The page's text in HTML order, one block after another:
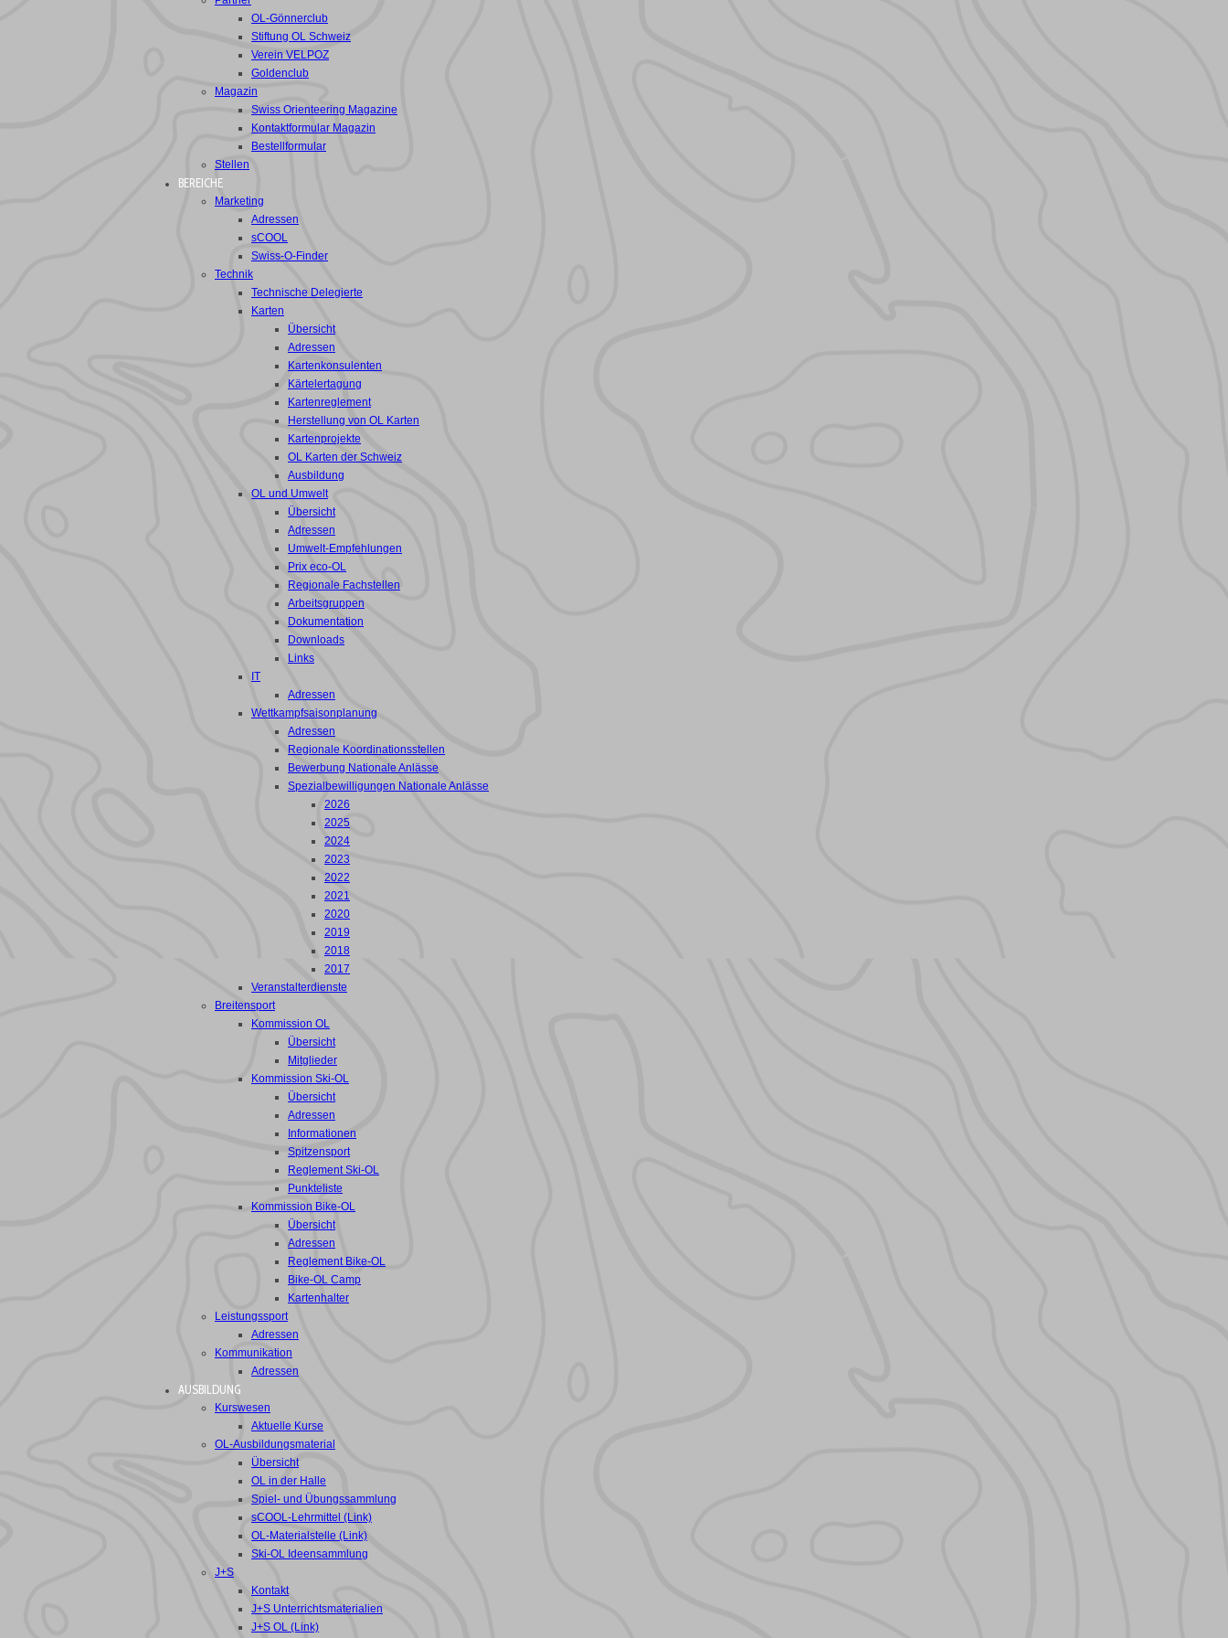
OL-Gönnerclub
Stiftung OL Schweiz
Verein VELPOZ
Goldenclub
Magazin
Swiss Orienteering Magazine
Kontaktformular Magazin
Bestellformular
Stellen
BEREICHE
Marketing
Adressen
sCOOL
Swiss-O-Finder
Technik
Technische Delegierte
Karten
Übersicht
Adressen
Kartenkonsulenten
Kärtelertagung
Kartenreglement
Herstellung von OL Karten
Kartenprojekte
OL Karten der Schweiz
Ausbildung
OL und Umwelt
Übersicht
Adressen
Umwelt-Empfehlungen
Prix eco-OL
Regionale Fachstellen
Arbeitsgruppen
Dokumentation
Downloads
Links
IT
Adressen
Wettkampfsaisonplanung
Adressen
Regionale Koordinationsstellen
Bewerbung Nationale Anlässe
Spezialbewilligungen Nationale Anlässe
2026
2025
2024
2023
2022
2021
2020
2019
2018
2017
Veranstalterdienste
Breitensport
Kommission OL
Übersicht
Mitglieder
Kommission Ski-OL
Übersicht
Adressen
Informationen
Spitzensport
Reglement Ski-OL
Punkteliste
Kommission Bike-OL
Übersicht
Adressen
Reglement Bike-OL
Bike-OL Camp
Kartenhalter
Leistungssport
Adressen
Kommunikation
Adressen
AUSBILDUNG
Kurswesen
Aktuelle Kurse
OL-Ausbildungsmaterial
Übersicht
OL in der Halle
Spiel- und Übungssammlung
sCOOL-Lehrmittel (Link)
OL-Materialstelle (Link)
Ski-OL Ideensammlung
J+S
Kontakt
J+S Unterrichtsmaterialien
J+S OL (Link)